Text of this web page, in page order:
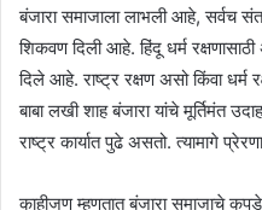
बंजारा समाजाला लाभली आहे, सर्वच
शिकवण दिली आहे. हिंदू धर्म
दिले आहे. राष्ट्र रक्षण असो किंवा धर्म
बाबा लखी शाह बंजारा यांचे मूर्तिमंत
राष्ट्र कार्यात पुढे असतो. त्यामागे
काहीजण म्हणतात बंजारा समाजाचे